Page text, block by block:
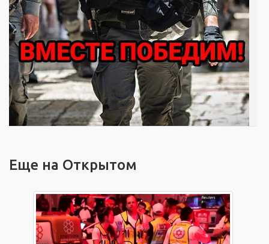
Еще на Открытом